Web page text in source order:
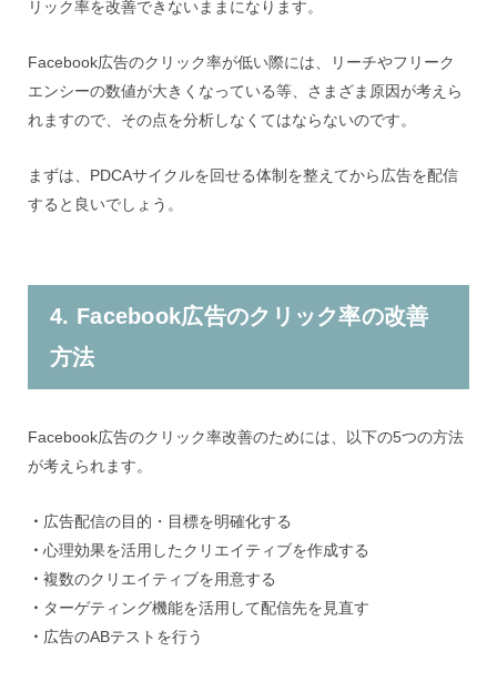
リック率を改善できないままになります。
Facebook広告のクリック率が低い際には、リーチやフリーク
エンシーの数値が大きくなっている等、さまざま原因が考えら
れますので、その点を分析しなくてはならないのです。
まずは、PDCAサイクルを回せる体制を整えてから広告を配信
すると良いでしょう。
4. Facebook広告のクリック率の改善
方法
Facebook広告のクリック率改善のためには、以下の5つの方法
が考えられます。
・ 広告配信の目的・目標を明確化する
・ 心理効果を活用したクリエイティブを作成する
・ 複数のクリエイティブを用意する
・ ターゲティング機能を活用して配信先を見直す
・ 広告のABテストを行う